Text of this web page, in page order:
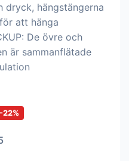
hängstängerna
att hänga
De övre och
är sammanflätade
-22%